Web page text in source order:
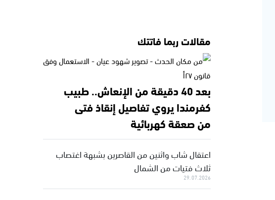
مقالات ربما فاتتك
بعد 40 دقيقة من الإنعاش.. طبيب
كفرمندا يروي تفاصيل إنقاذ فتى
من صعقة كهربائية
اعتقال شاب واثنين من القاصرين بشبهة اغتصاب
ثلاث فتيات من الشمال
29.07.2026